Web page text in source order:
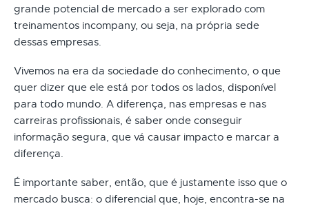
grande potencial de mercado a ser explorado com
treinamentos incompany, ou seja, na própria sede
dessas empresas.
Vivemos na era da sociedade do conhecimento, o que
quer dizer que ele está por todos os lados, disponível
para todo mundo. A diferença, nas empresas e nas
carreiras profissionais, é saber onde conseguir
informação segura, que vá causar impacto e marcar a
diferença.
É importante saber, então, que é justamente isso que o
mercado busca: o diferencial que, hoje, encontra-se na